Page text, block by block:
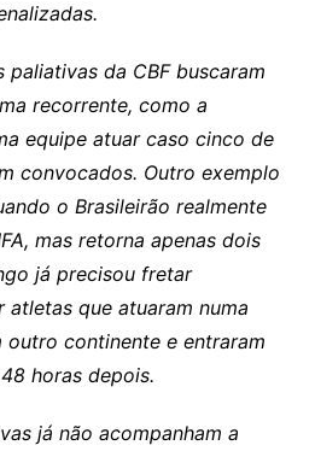
paliativas da CBF buscaram
recorrente, como a
equipe atuar caso cinco de
convocados. Outro exemplo
o Brasileirão realmente
mas retorna apenas dois
já precisou fretar
atletas que atuaram numa
continente e entraram
horas depois.
já não acompanham a